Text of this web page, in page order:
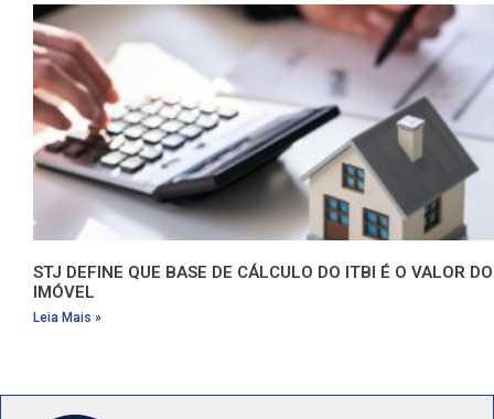
STJ DEFINE QUE BASE DE CÁLCULO DO ITBI É O VALOR DO
IMÓVEL
Leia Mais »